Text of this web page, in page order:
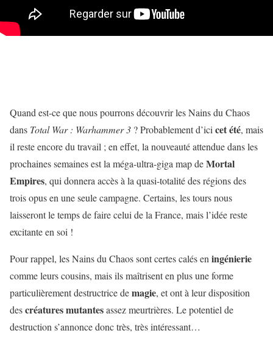
Quand est-ce que nous pourrons découvrir les Nains du Chaos
dans Total War : Warhammer 3 ? Probablement d’ici cetété, mais
il reste encore du travail ; en effet, la nouveauté attendue dans les
prochaines semaines est la méga-ultra-giga map deMortal
Empires, qui donnera accès à la quasi-totalité des régions des
trois opus en une seule campagne. Certains, les tours nous
laisseront le temps de faire celui de la France, mais l’idée reste
excitante en soi !
Pour rappel, les Nains du Chaos sont certes calés en ingénierie
comme leurs cousins, mais ils maîtrisent en plus une forme
particulièrement destructrice demagie, et ont à leur disposition
descréaturesmutantesassez meurtrières. Le potentiel de
destruction s’annonce donc très, très intéressant…